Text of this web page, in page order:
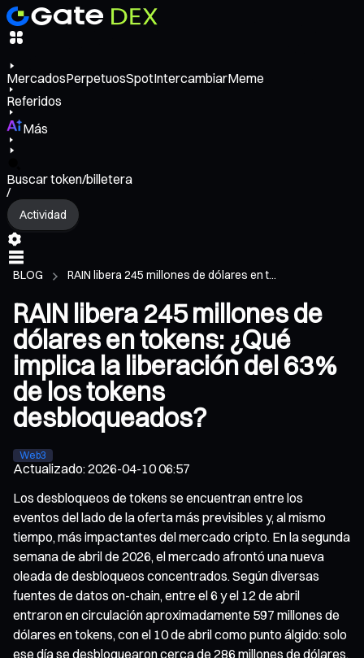
MercadosPerpetuosSpotIntercambiarMeme
Referidos
Más
Buscar token/billetera
/
Actividad
BLOG RAIN libera 245 millones de dólares en t...
RAIN libera 245 millones de
dólares en tokens: ¿Qué
implica la liberación del 63 %
de los tokens
desbloqueados?
Web3
Actualizado:2026-04-10 06:57
Los desbloqueos de tokens se encuentran entre los
eventos del lado de la oferta más previsibles y, al mismo
tiempo, más impactantes del mercado cripto. En la segunda
semana de abril de 2026, el mercado afrontó una nueva
oleada de desbloqueos concentrados. Según diversas
fuentes de datos on-chain, entre el 6 y el 12 de abril
entraron en circulación aproximadamente 597 millones de
dólares en tokens, con el 10 de abril como punto álgido: solo
ese día se desbloquearon cerca de 286 millones de dólares.